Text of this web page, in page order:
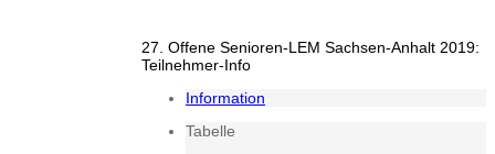
27. Offene Senioren-LEM Sachsen-Anhalt 2019:
Teilnehmer-Info
Information
Tabelle